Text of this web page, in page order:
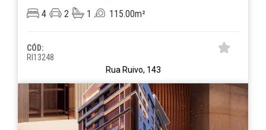
4
2 1 115.00m²
CÓD:
RI13248
Rua Ruivo, 143